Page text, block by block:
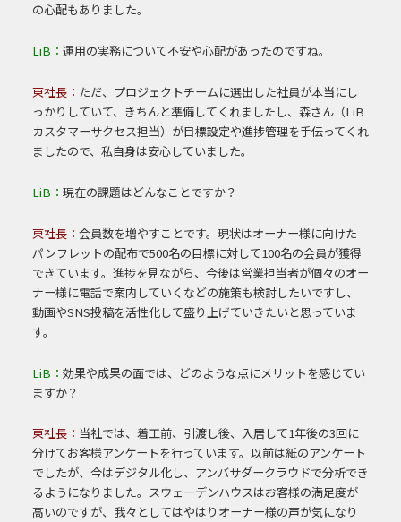
の心配もありました。
LiB： 運用の実務について不安や心配があったのですね。
東社長： ただ、プロジェクトチームに選出した社員が本当にし
っかりしていて、きちんと準備してくれましたし、森さん（LiB
カスタマーサクセス担当）が目標設定や進捗管理を手伝ってくれ
ましたので、私自身は安心していました。
LiB： 現在の課題はどんなことですか？
東社長： 会員数を増やすことです。現状はオーナー様に向けた
パンフレットの配布で500名の目標に対して100名の会員が獲得
できています。進捗を見ながら、今後は営業担当者が個々のオー
ナー様に電話で案内していくなどの施策も検討したいですし、
動画やSNS投稿を活性化して盛り上げていきたいと思っていま
す。
LiB： 効果や成果の面では、どのような点にメリットを感じてい
ますか？
東社長： 当社では、着工前、引渡し後、入居して1年後の3回に
分けてお客様アンケートを行っています。以前は紙のアンケート
でしたが、今はデジタル化し、アンバサダークラウドで分析でき
るようになりました。スウェーデンハウスはお客様の満足度が
高いのですが、我々としてはやはりオーナー様の声が気になり